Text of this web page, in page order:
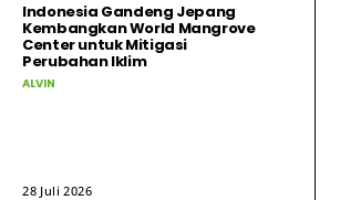
Indonesia Gandeng Jepang
Kembangkan World Mangrove
Center untuk Mitigasi
Perubahan Iklim
ALVIN
28 Juli 2026